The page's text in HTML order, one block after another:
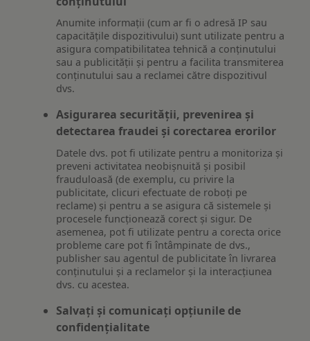
Anumite informații (cum ar fi o adresă IP sau
capacitățile dispozitivului) sunt utilizate pentru a
asigura compatibilitatea tehnică a conținutului
sau a publicității și pentru a facilita transmiterea
conținutului sau a reclamei către dispozitivul
dvs.
Asigurarea securității, prevenirea și
detectarea fraudei și corectarea erorilor
Datele dvs. pot fi utilizate pentru a monitoriza și
preveni activitatea neobișnuită și posibil
frauduloasă (de exemplu, cu privire la
publicitate, clicuri efectuate de roboți pe
reclame) și pentru a se asigura că sistemele și
procesele funcționează corect și sigur. De
asemenea, pot fi utilizate pentru a corecta orice
probleme care pot fi întâmpinate de dvs.,
publisher sau agentul de publicitate în livrarea
conținutului și a reclamelor și la interacțiunea
dvs. cu acestea.
Salvați și comunicați opțiunile de
confidențialitate